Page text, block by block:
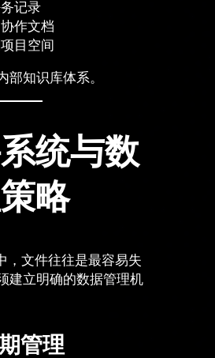
记录
作文档
目空间
部知识库体系。
统与数
略
，文件往往是最容易失
建立明确的数据管理机
管理